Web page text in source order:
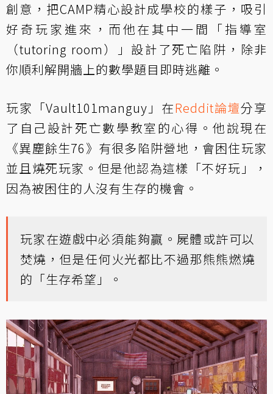
創意，把CAMP精心設計成學校的樣子，吸引
好奇玩家進來，而他在其中一間「指導室
（tutoring room）」設計了死亡陷阱，除非
你順利解開牆上的數學題目即時逃離。
玩家「Vault101manguy」在Reddit論壇分享
了自己設計死亡數學教室的心得。他說現在
《異塵餘生76》有很多陷阱營地，會困住玩家
並且燒死玩家。但是他認為這樣「不好玩」，
因為被困住的人沒有生存的機會。
玩家在遊戲中必須能夠贏。屍體或許可以
焚燒，但是任何火光都比不過那熊熊燃燒
的「生存希望」。